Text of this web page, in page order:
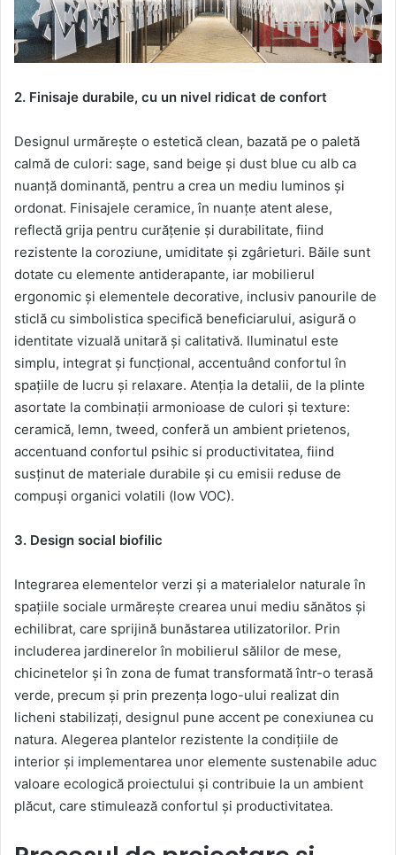
2. Finisaje durabile, cu un nivel ridicat de confort
Designul urmărește o estetică clean, bazată pe o paletă
calmă de culori: sage, sand beige și dust blue cu alb ca
nuanță dominantă, pentru a crea un mediu luminos și
ordonat. Finisajele ceramice, în nuanțe atent alese,
reflectă grija pentru curățenie și durabilitate, fiind
rezistente la coroziune, umiditate și zgârieturi. Băile sunt
dotate cu elemente antiderapante, iar mobilierul
ergonomic și elementele decorative, inclusiv panourile de
sticlă cu simbolistica specifică beneficiarului, asigură o
identitate vizuală unitară și calitativă. Iluminatul este
simplu, integrat și funcțional, accentuând confortul în
spațiile de lucru și relaxare. Atenția la detalii, de la plinte
asortate la combinații armonioase de culori și texture:
ceramică, lemn, tweed, conferă un ambient prietenos,
accentuand confortul psihic si productivitatea, fiind
susținut de materiale durabile și cu emisii reduse de
compuși organici volatili (low VOC).
3. Design social biofilic
Integrarea elementelor verzi și a materialelor naturale în
spațiile sociale urmărește crearea unui mediu sănătos și
echilibrat, care sprijină bunăstarea utilizatorilor. Prin
includerea jardinerelor în mobilierul sălilor de mese,
chicinetelor și în zona de fumat transformată într-o terasă
verde, precum și prin prezența logo-ului realizat din
licheni stabilizați, designul pune accent pe conexiunea cu
natura. Alegerea plantelor rezistente la condițiile de
interior și implementarea unor elemente sustenabile aduc
valoare ecologică proiectului și contribuie la un ambient
plăcut, care stimulează confortul și productivitatea.